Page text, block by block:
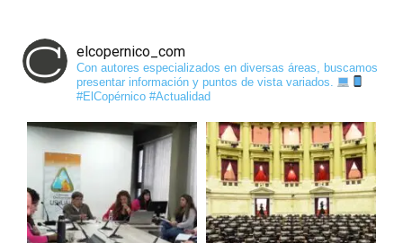
elcopernico_com
Con autores especializados en diversas áreas, buscamos
presentar información y puntos de vista variados.
#ElCopérnico #Actualidad